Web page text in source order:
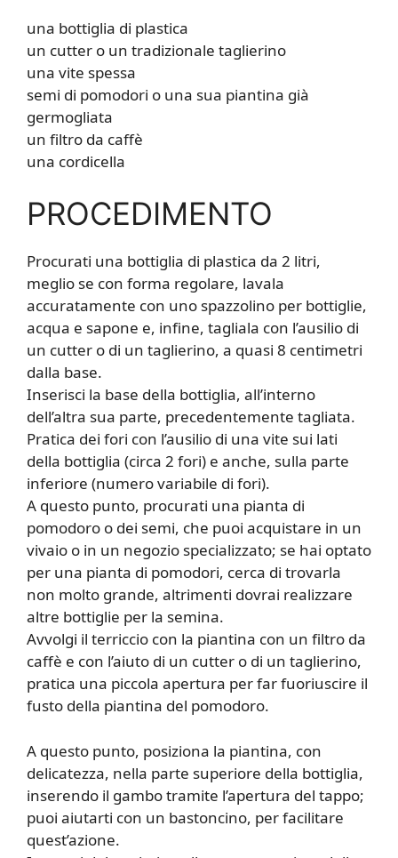
una bottiglia di plastica
un cutter o un tradizionale taglierino
una vite spessa
semi di pomodori o una sua piantina già
germogliata
un filtro da caffè
una cordicella
PROCEDIMENTO
Procurati una bottiglia di plastica da 2 litri,
meglio se con forma regolare, lavala
accuratamente con uno spazzolino per bottiglie,
acqua e sapone e, infine, tagliala con l’ausilio di
un cutter o di un taglierino, a quasi 8 centimetri
dalla base.
Inserisci la base della bottiglia, all’interno
dell’altra sua parte, precedentemente tagliata.
Pratica dei fori con l’ausilio di una vite sui lati
della bottiglia (circa 2 fori) e anche, sulla parte
inferiore (numero variabile di fori).
A questo punto, procurati una pianta di
pomodoro o dei semi, che puoi acquistare in un
vivaio o in un negozio specializzato; se hai optato
per una pianta di pomodori, cerca di trovarla
non molto grande, altrimenti dovrai realizzare
altre bottiglie per la semina.
Avvolgi il terriccio con la piantina con un filtro da
caffè e con l’aiuto di un cutter o di un taglierino,
pratica una piccola apertura per far fuoriuscire il
fusto della piantina del pomodoro.
A questo punto, posiziona la piantina, con
delicatezza, nella parte superiore della bottiglia,
inserendo il gambo tramite l’apertura del tappo;
puoi aiutarti con un bastoncino, per facilitare
quest’azione.